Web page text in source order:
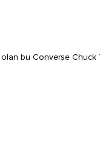
bu Converse Chuck